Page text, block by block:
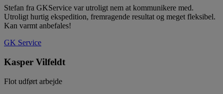
Stefan fra GKService var utroligt nem at kommunikere med.
Utroligt hurtig ekspedition, fremragende resultat og meget fleksibel.
Kan varmt anbefales!
GK Service
Kasper Vilfeldt
Flot udført arbejde